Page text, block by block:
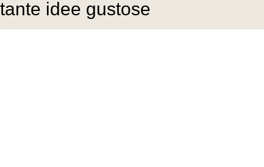
tante idee gustose